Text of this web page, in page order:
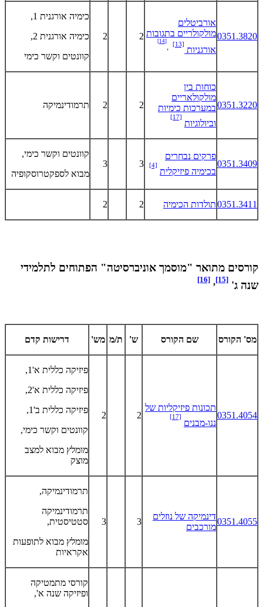
0351.3820
אורביטלים
מולקולריים בתגובות
אורגניות
[13]
2
2
כימיה אורגנית 1,
כימיה אורגנית 2,
קוונטים וקשר כימי
0351.3220
כוחות בין
מולקולאריים
במערכות כימיות
וביולוגיות
[17]
2
2 תרמודינמיקה
0351.3409
פרקים נבחרים
בכימיה פיזיקלית
[4]
3
3
קוונטים וקשר כימי,
מבוא לספקטרוסקופיה
0351.3411תולדות הכימיה 2
2
קורסים מתואר "מוסמך אוניברסיטה" הפתוחים לתלמידי
שנה ג'
[15]
,
[16]
מס' הקורס שם הקורס ש' ת/מ מש' דרישות קדם
0351.4054
תכונות פיזיקליות של
ננו-מבנים
[17]
2
2
פיזיקה כללית א'1,
פיזיקה כללית א'2,
פיזיקה כללית ב'1,
קוונטים וקשר כימי,
מומלץ מבוא למצב
מוצק
0351.4055
דינמיקה של נוזלים
מורכבים
3
3
תרמודינמיקה,
תרמודינמיקה
סטטיסטית,
מומלץ מבוא לתופעות
אקראיות
קורסי מתמטיקה
ופיזיקה שנה א',